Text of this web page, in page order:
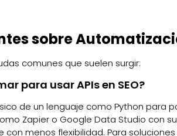
sobre
comunes que suelen surgir:
para usar APIs en SEO?
de un lenguaje como Python para
Zapier o Google Data Studio con
con menos flexibilidad. Para